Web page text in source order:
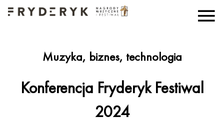
Muzyka, biznes, technologia
Konferencja Fryderyk Festiwal
2024